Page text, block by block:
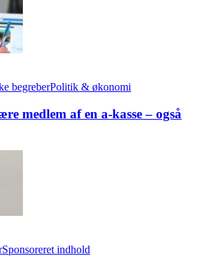
begreberPolitik & økonomi
medlem af en a-kasse – også
Sponsoreret indhold